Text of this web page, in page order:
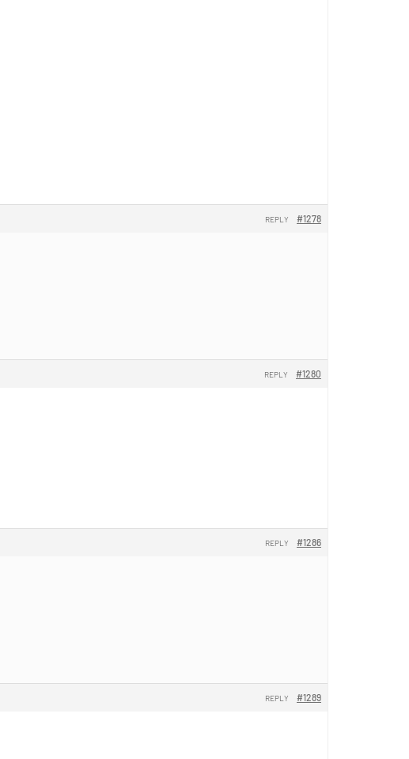
#1278
REPLY
#1280
REPLY
#1286
REPLY
#1289
REPLY